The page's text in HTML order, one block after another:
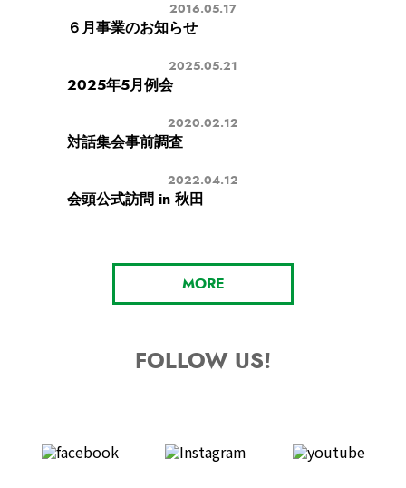
2016.05.17
６月事業のお知らせ
2025.05.21
2025年5月例会
2020.02.12
対話集会事前調査
2022.04.12
会頭公式訪問 in 秋田
MORE
FOLLOW US!